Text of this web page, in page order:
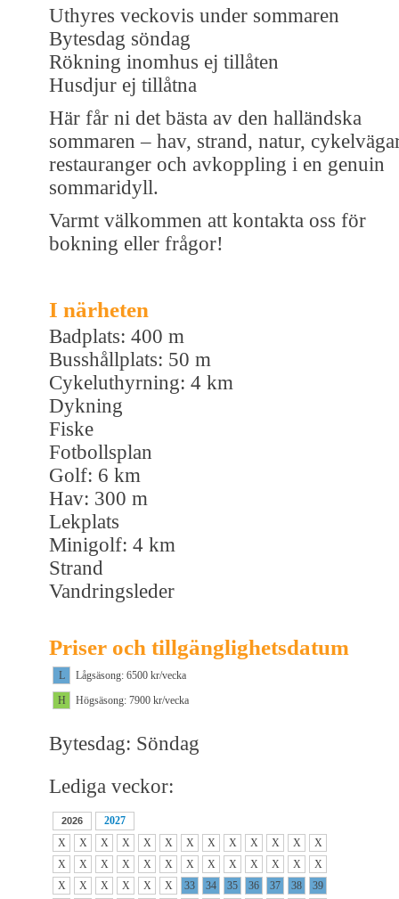
Uthyres veckovis under sommaren
Bytesdag söndag
Rökning inomhus ej tillåten
Husdjur ej tillåtna
Här får ni det bästa av den halländska
sommaren – hav, strand, natur,
restauranger och avkoppling i en genuin
sommaridyll.
Varmt välkommen att kontakta oss för
bokning eller frågor!
I närheten
Badplats: 400 m
Busshållplats: 50 m
Cykeluthyrning: 4 km
Dykning
Fiske
Fotbollsplan
Golf: 6 km
Hav: 300 m
Lekplats
Minigolf: 4 km
Strand
Vandringsleder
Priser och tillgänglighetsdatum
L
Lågsäsong: 6500 kr/vecka
H
Högsäsong: 7900 kr/vecka
Bytesdag: Söndag
Lediga veckor:
2026
2027
X
X X X X X X X X X X X
X
X
X X X X X X X X X X X
X
X
X X X X X 33 34 35 36 37 38 39